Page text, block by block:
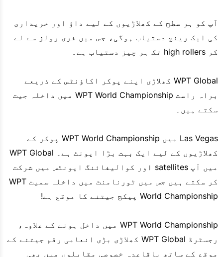
آپ کو ہر سطح کے کھلاڑیوں کے لیے داؤ اور خریداری
کی ایک رینج دستیاب ہوگی، جس میں فری رولز سے لے
کر high rollers تک ہر چیز دستیاب ہے۔
WPT Global کھلاڑی اپنے پوکر اکاؤنٹس کے ذریعے
براہ راست WPT World Championship میں داخلہ جیت
سکتے ہیں۔
Las Vegas میں WPT World Championship پوکر کے
کھلاڑیوں کے لیے ایک بہت بڑا ایونٹ ہے۔ WPT Global
میں آپ satellites اور کوالیفائنگ ایونٹس میں شرکت
کر سکتے ہیں جس میں ٹورنامنٹ میں داخلہ سمیت WPT
World Championship پیکج جیتنے کا موقع ہے!
WPT World Championship میں داخل ہونے کے علاوہ،
رجسٹرڈ WPT Global کھلاڑی بڑی انعامی رقم جیتنے کے
موقع کے ساتھ باقاعدہ خصوصی مقابلوں میں بھی